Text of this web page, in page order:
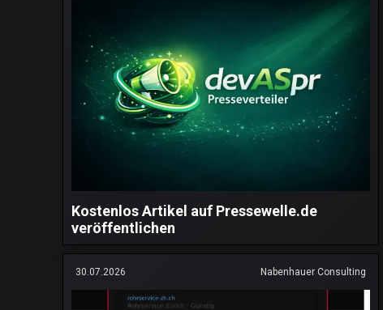
Kostenlos Artikel auf Pressewelle.de
veröffentlichen
30.07.2026 Nabenhauer Consulting